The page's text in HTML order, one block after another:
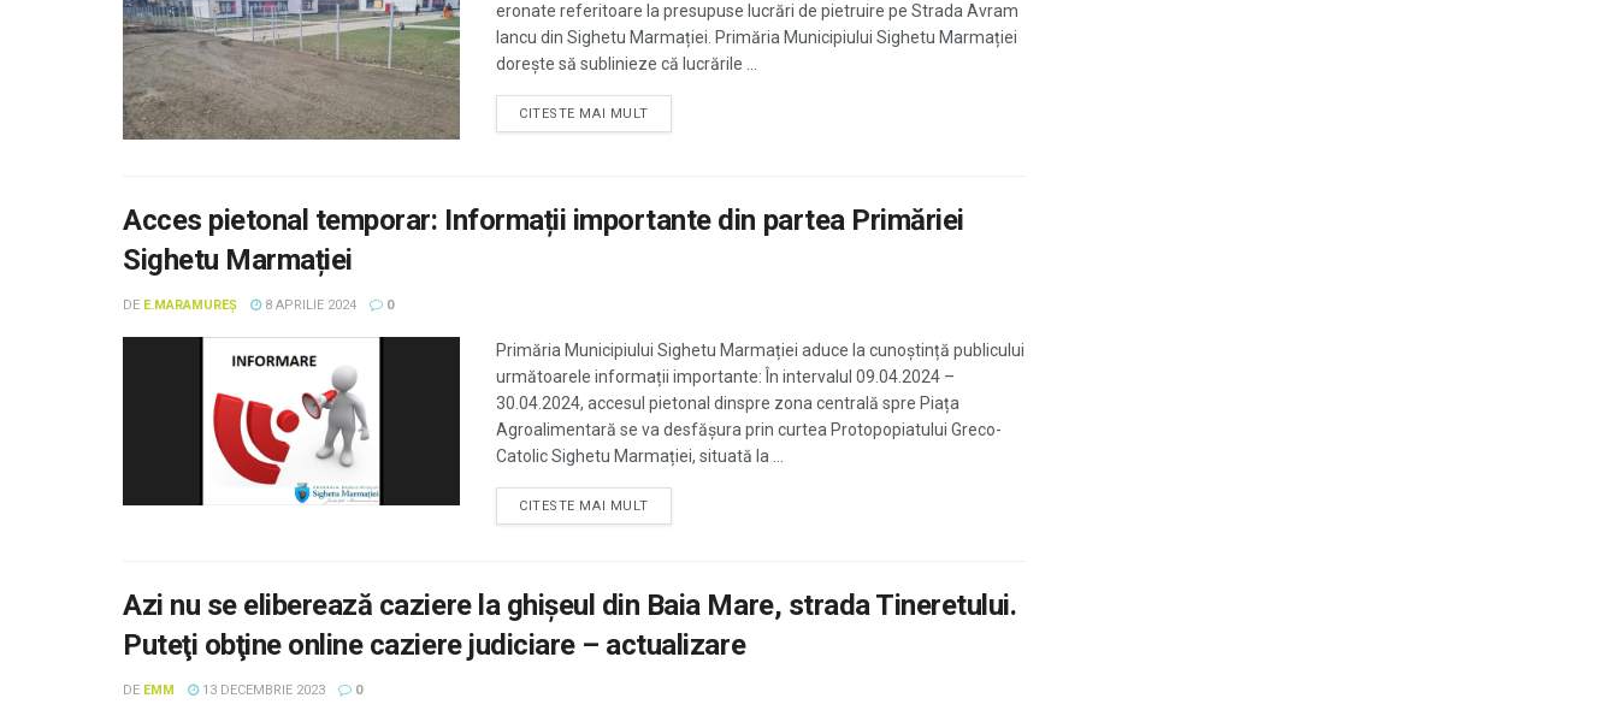
eronate referitoare la presupuse lucrări de pietruire pe Strada Avram
Iancu din Sighetu Marmației. Primăria Municipiului Sighetu Marmației
dorește să sublinieze că lucrările ...
CITESTE MAI MULT
Acces pietonal temporar: Informații importante din partea Primăriei
Sighetu Marmației
DE E.MARAMUREȘ 8 APRILIE 2024 0
Primăria Municipiului Sighetu Marmației aduce la cunoștință publicului
următoarele informații importante: În intervalul 09.04.2024 –
30.04.2024, accesul pietonal dinspre zona centrală spre Piața
Agroalimentară se va desfășura prin curtea Protopopiatului Greco-
Catolic Sighetu Marmației, situată la ...
CITESTE MAI MULT
Azi nu se eliberează caziere la ghișeul din Baia Mare, strada Tineretului.
Puteţi obţine online caziere judiciare – actualizare
DE EMM 13 DECEMBRIE 2023 0